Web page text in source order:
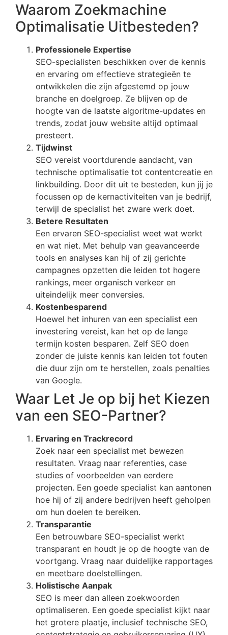
Waarom Zoekmachine
Optimalisatie Uitbesteden?
Professionele Expertise
SEO-specialisten beschikken over de kennis
en ervaring om effectieve strategieën te
ontwikkelen die zijn afgestemd op jouw
branche en doelgroep. Ze blijven op de
hoogte van de laatste algoritme-updates en
trends, zodat jouw website altijd optimaal
presteert.
Tijdwinst
SEO vereist voortdurende aandacht, van
technische optimalisatie tot contentcreatie en
linkbuilding. Door dit uit te besteden, kun jij je
focussen op de kernactiviteiten van je bedrijf,
terwijl de specialist het zware werk doet.
Betere Resultaten
Een ervaren SEO-specialist weet wat werkt
en wat niet. Met behulp van geavanceerde
tools en analyses kan hij of zij gerichte
campagnes opzetten die leiden tot hogere
rankings, meer organisch verkeer en
uiteindelijk meer conversies.
Kostenbesparend
Hoewel het inhuren van een specialist een
investering vereist, kan het op de lange
termijn kosten besparen. Zelf SEO doen
zonder de juiste kennis kan leiden tot fouten
die duur zijn om te herstellen, zoals penalties
van Google.
Waar Let Je op bij het Kiezen
van een SEO-Partner?
Ervaring en Trackrecord
Zoek naar een specialist met bewezen
resultaten. Vraag naar referenties, case
studies of voorbeelden van eerdere
projecten. Een goede specialist kan aantonen
hoe hij of zij andere bedrijven heeft geholpen
om hun doelen te bereiken.
Transparantie
Een betrouwbare SEO-specialist werkt
transparant en houdt je op de hoogte van de
voortgang. Vraag naar duidelijke rapportages
en meetbare doelstellingen.
Holistische Aanpak
SEO is meer dan alleen zoekwoorden
optimaliseren. Een goede specialist kijkt naar
het grotere plaatje, inclusief technische SEO,